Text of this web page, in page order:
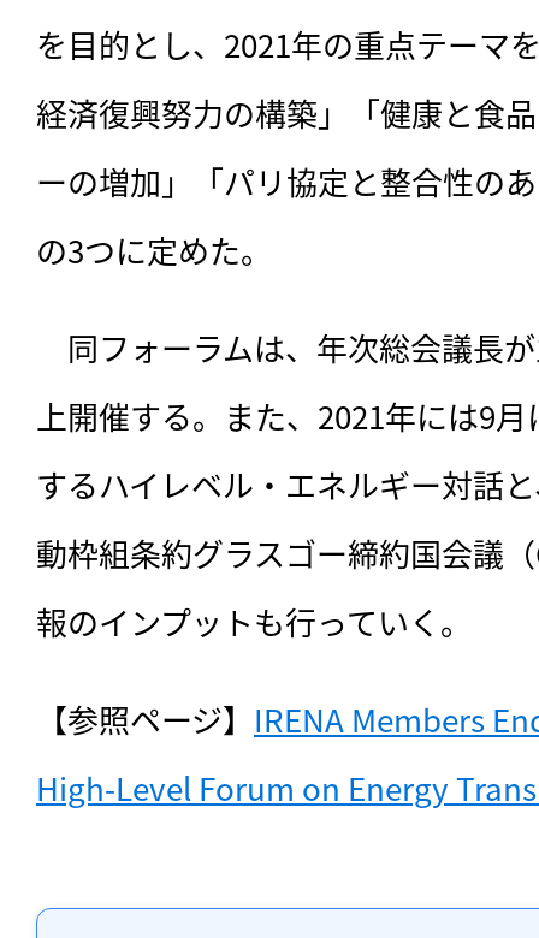
を目的とし、2021年の重点テーマ
経済復興努力の構築」「健康と食
ーの増加」「パリ協定と整合性の
の3つに定めた。
同フォーラムは、年次総会議長
上開催する。また、2021年には9
するハイレベル・エネルギー対話
動枠組条約グラスゴー締約国会議
報のインプットも行っていく。
【参照ページ】 IRENA Members
High-Level Forum on Energy